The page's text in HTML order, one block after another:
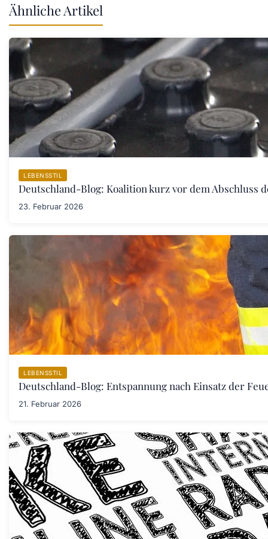
Ähnliche Artikel
LEBENSSTIL
Deutschland-Blog: Koalition kurz vor dem Abschluss
23. Februar 2026
LEBENSSTIL
Deutschland-Blog: Entspannung nach Einsatz der
21. Februar 2026